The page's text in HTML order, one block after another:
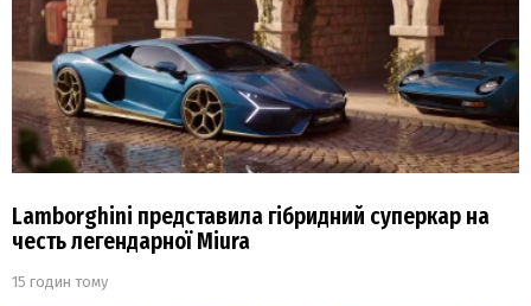
Lamborghini представила гібридний суперкар на
честь легендарної Miura
15 годин тому